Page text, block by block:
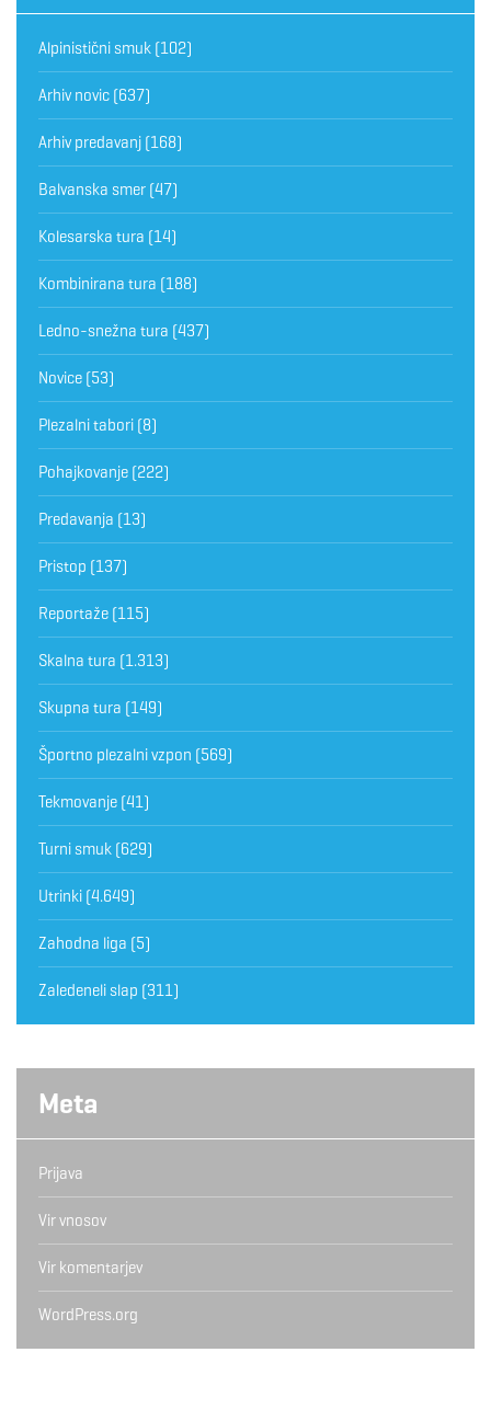
Alpinistični smuk (102)
Arhiv novic (637)
Arhiv predavanj (168)
Balvanska smer (47)
Kolesarska tura (14)
Kombinirana tura (188)
Ledno-snežna tura (437)
Novice (53)
Plezalni tabori (8)
Pohajkovanje (222)
Predavanja (13)
Pristop (137)
Reportaže (115)
Skalna tura (1.313)
Skupna tura (149)
Športno plezalni vzpon (569)
Tekmovanje (41)
Turni smuk (629)
Utrinki (4.649)
Zahodna liga (5)
Zaledeneli slap (311)
Meta
Prijava
Vir vnosov
Vir komentarjev
WordPress.org